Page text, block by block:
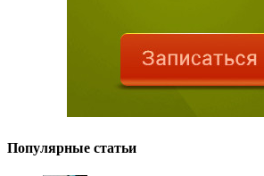
Популярные статьи